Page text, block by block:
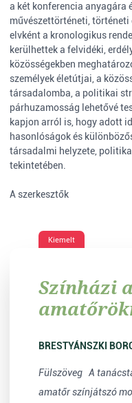
a két konferencia anyagára
művészettörténeti, történeti
elvként a kronologikus
kerülhettek a felvidéki,
közösségekben
személyek életútjai, a
társadalomba, a politikai
párhuzamosság lehetővé
kapjon arról is, hogy adott
hasonlóságok és
társadalmi helyzete,
tekintetében.
A szerkesztők
Kiemelt
Színházi
BRESTYÁNSZKI
Fülszöveg A tanácstalanságok orvoslását, az
amatőr színjátszó